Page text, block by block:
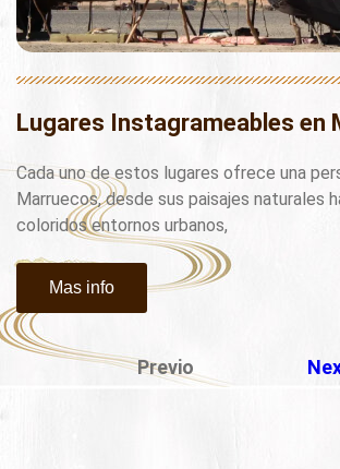
Lugares Instagrameables en
Cada uno de estos lugares ofrece una
Marruecos, desde sus paisajes naturales
coloridos entornos urbanos,
Mas info
Previo